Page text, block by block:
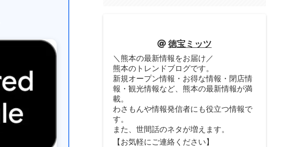
徳宝ミッツ
＼熊本の最新情報をお届け／
熊本のトレンドブログです。
新規オープン情報・お得な情報・閉店情
報・観光情報など、熊本の最新情報が満
載。
わさもんや情報発信者にも役立つ情報で
す。
また、世間話のネタが増えます。
【お気軽にご連絡ください】